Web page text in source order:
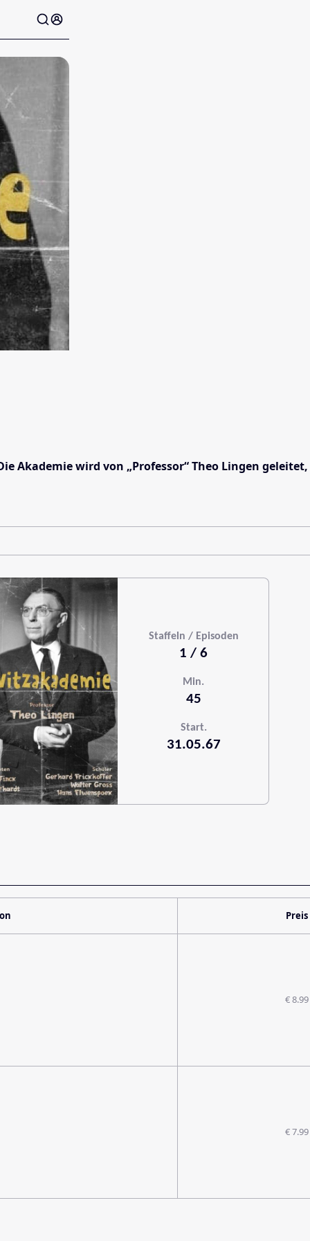
wird von „Professor“ Theo Lingen
Staffeln / Episoden
1 / 6
Min.
45
Start.
31.05.67
Preis
€ 8.99
€ 7.99